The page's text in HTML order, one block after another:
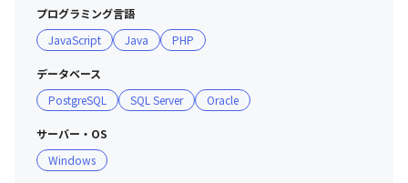
・80%がプライム案件である事から、業界比較でも残業
は少なく、個々の能力向上に時間を充てる事を推奨する経
営スタイルをとっているため、社員定着率は 97%です
プログラミング言語
JavaScript
Java PHP
データベース
PostgreSQL
SQL Server Oracle
サーバー・OS
Windows